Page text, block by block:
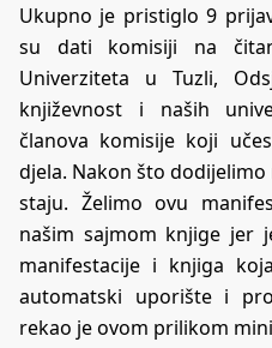
Ukupno je pristiglo 9
su dati komisiji na
Univerziteta u Tuzli,
književnost i naših
članova komisije koji
djela. Nakon što
staju. Želimo ovu
našim sajmom knjige jer
manifestacije i knjiga
automatski uporište i
rekao je ovom prilikom